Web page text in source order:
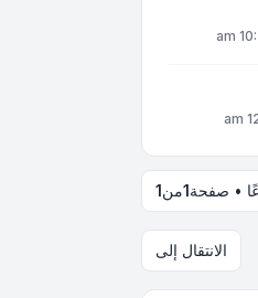
1من1
الانتقال إلى